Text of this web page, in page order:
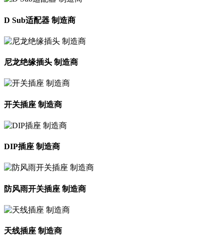
D Sub适配器 制造商
尼龙绝缘插头 制造商
开关插座 制造商
DIP插座 制造商
防风雨开关插座 制造商
天线插座 制造商